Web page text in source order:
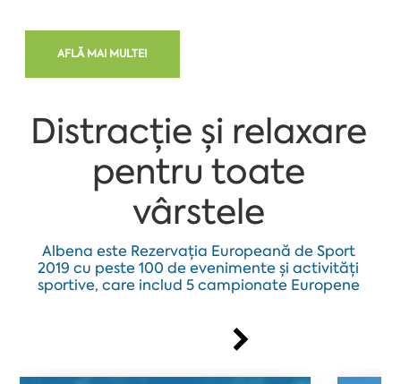
AFLĂ MAI MULTE!
Distracție și relaxare
pentru toate
vârstele
Albena este Rezervația Europeană de Sport
2019 cu peste 100 de evenimente și activități
sportive, care includ 5 campionate Europene